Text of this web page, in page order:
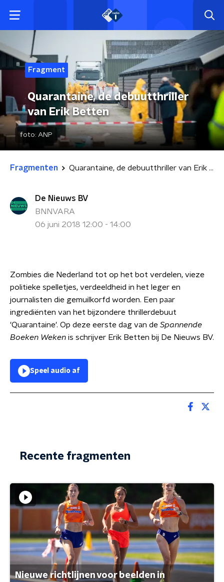
Fragment
Quarantaine, de debuutthriller
van Erik Betten
foto: ANP
Fragmenten Quarantaine, de debuutthriller van Erik Betten
De Nieuws BV
BNNVARA
06 juni 2018 12:00 - 14:00
Zombies die Nederland tot op het bot verdelen, vieze
politieke spelletjes, verdeeldheid in het leger en
journalisten die gemuilkorfd worden. Een paar
ingrediënten van het bijzondere thrillerdebuut
'Quarantaine'. Op deze eerste dag van de Spannende
Boeken Weken is schrijver Erik Betten bij De Nieuws BV.
Speel audio af
Recente fragmenten
Nieuwe richtlijnen voor beelden in